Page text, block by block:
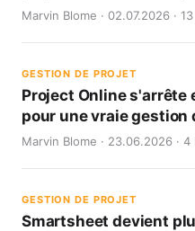
Marvin Blome · 02.07.2026 ·
GESTION DE PROJET
Project Online
pour une vraie gestion
Marvin Blome · 23.06.2026 ·
GESTION DE PROJET
Smartsheet devient